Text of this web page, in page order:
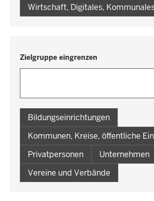
Wirtschaft, Digitales,
Zielgruppe eingrenzen
Bildungseinrichtungen
Kommunen, Kreise, öffentliche
Privatpersonen
Unternehmen
Vereine und Verbände